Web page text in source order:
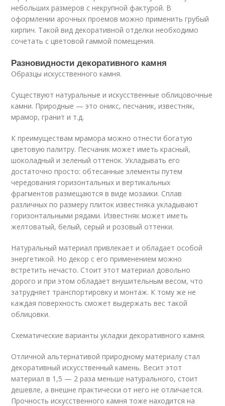
небольших размеров с некрупной фактурой. В
оформлении арочных проемов можно применить грубый
кирпич. Такой вид декоративной отделки необходимо
сочетать с цветовой гаммой помещения.
Разновидности декоративного камня
Образцы искусственного камня.
Существуют натуральные и искусственные облицовочные
камни. Природные — это оникс, песчаник, известняк,
мрамор, гранит и т.д.
К преимуществам мрамора можно отнести богатую
цветовую палитру. Песчаник может иметь красный,
шоколадный и зеленый оттенок. Укладывать его
достаточно просто: обтесанные элементы путем
чередования горизонтальных и вертикальных
фрагментов размещаются в виде мозаики. Сплав
различных по размеру плиток известняка укладывают
горизонтальными рядами. Известняк может иметь
желтоватый, белый, серый и розовый оттенки.
Натуральный материал привлекает и обладает особой
энергетикой. Но декор с его применением можно
встретить нечасто. Стоит этот материал довольно
дорого и при этом обладает внушительным весом, что
затрудняет транспортировку и монтаж. К тому же не
каждая поверхность сможет выдержать вес такой
облицовки.
Схематические варианты укладки декоративного камня.
Отличной альтернативой природному материалу стал
декоративный искусственный камень. Весит этот
материал в 1,5 — 2 раза меньше натурального, стоит
дешевле, а внешне практически от него не отличается.
Прочность искусственного камня тоже находится на